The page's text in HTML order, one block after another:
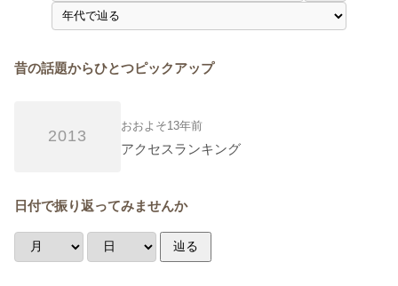
昔の話題からひとつピックアップ
2013
おおよそ13年前
アクセスランキング
日付で振り返ってみませんか
辿る